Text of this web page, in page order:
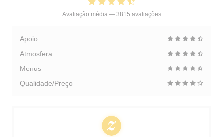
Avaliação média — 3815 avaliações
Apoio
Atmosfera
Menus
Qualidade/Preço